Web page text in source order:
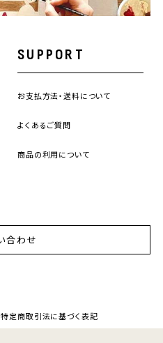
SUPPORT
お支払方法・送料について
よくあるご質問
商品の利用について
合わせ
特定商取引法に基づく表記